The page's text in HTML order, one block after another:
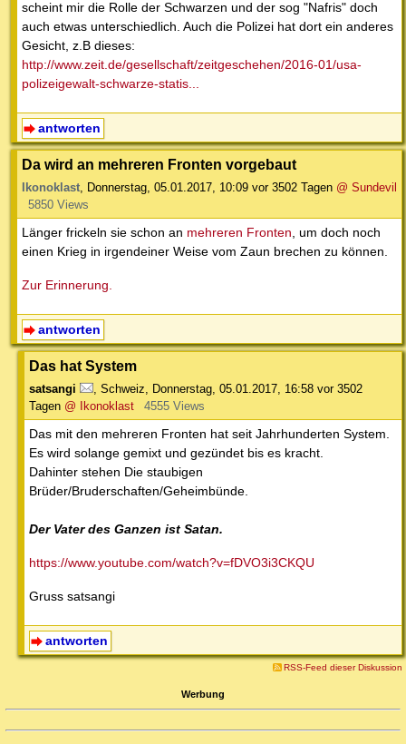
scheint mir die Rolle der Schwarzen und der sog "Nafris" doch
auch etwas unterschiedlich. Auch die Polizei hat dort ein anderes
Gesicht, z.B dieses:
http://www.zeit.de/gesellschaft/zeitgeschehen/2016-01/usa-
polizeigewalt-schwarze-statis...
antworten
Da wird an mehreren Fronten vorgebaut
Ikonoklast, Donnerstag, 05.01.2017, 10:09 vor 3502 Tagen @ Sundevil
5850 Views
Länger frickeln sie schon an mehreren Fronten , um doch noch
einen Krieg in irgendeiner Weise vom Zaun brechen zu können.
Zur Erinnerung.
antworten
Das hat System
satsangi Schweiz Donnerstag, 05.01.2017, 16:58 vor 3502
Tagen @ Ikonoklast 4555 Views
Das mit den mehreren Fronten hat seit Jahrhunderten System.
Es wird solange gemixt und gezündet bis es kracht.
Dahinter stehen Die staubigen
Brüder/Bruderschaften/Geheimbünde.
Der Vater des Ganzen ist Satan.
https://www.youtube.com/watch?v=fDVO3i3CKQU
Gruss satsangi
antworten
RSS-Feed dieser Diskussion
Werbung